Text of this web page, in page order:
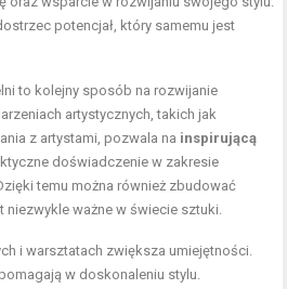
potencjał, który samemu jest
to kolejny sposób na rozwijanie
artystycznych, takich jak
z artystami, pozwala na inspirującą
doświadczenie w zakresie
temu można również zbudować
niezwykle ważne w świecie sztuki.
i warsztatach zwiększa umiejętności.
w doskonaleniu stylu.